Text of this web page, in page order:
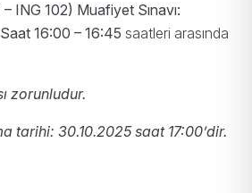
ING 102) Muafiyet Sınavı:
16:00 – 16:45 saatleri arasında
zorunludur.
tarihi: 30.10.2025 saat 17:00’dir.